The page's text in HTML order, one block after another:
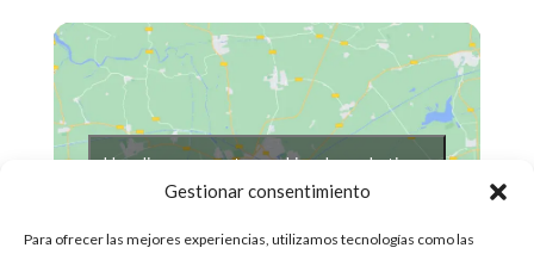
Gestionar consentimiento
Para ofrecer las mejores experiencias, utilizamos tecnologías como las
Haz clic para aceptar cookies de marketing y
permitir este contenido